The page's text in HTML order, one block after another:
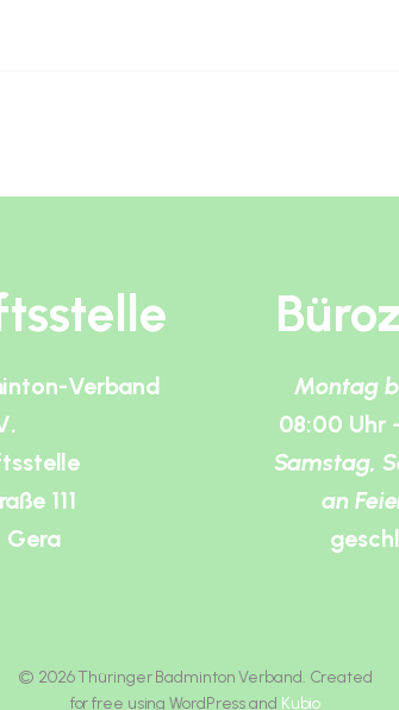
Verband
111
Gera
Montag
08:00 Uhr
Samstag,
an
© 2026 Thüringer Badminton Verband. Created
for free using WordPress and Kubio